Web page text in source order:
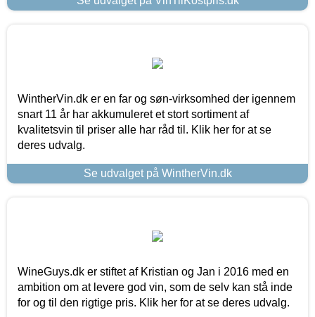
WintherVin.dk er en far og søn-virksomhed der igennem
snart 11 år har akkumuleret et stort sortiment af
kvalitetsvin til priser alle har råd til. Klik her for at se
deres udvalg.
Se udvalget på WintherVin.dk
WineGuys.dk er stiftet af Kristian og Jan i 2016 med en
ambition om at levere god vin, som de selv kan stå inde
for og til den rigtige pris. Klik her for at se deres udvalg.